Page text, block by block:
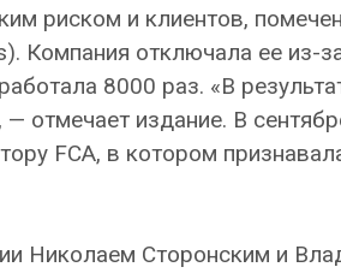
риском и клиентов,
Компания отключала ее из-
8000 раз. «В
отмечает издание. В
FCA, в котором
Николаем Сторонским и